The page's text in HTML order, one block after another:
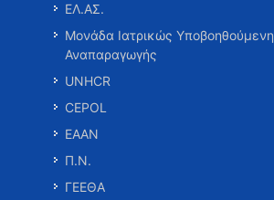
ΕΛ.ΑΣ.
Μονάδα Ιατρικώς
Αναπαραγωγής
UNHCR
CEPOL
ΕΑΑΝ
Π.Ν.
ΓΕΕΘΑ